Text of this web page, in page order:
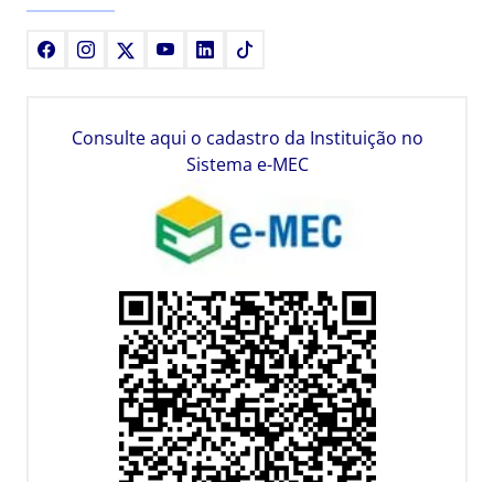
FacebookInstagram YoutubeLinkedIn
Consulte aqui o cadastro da Instituição no
Sistema e-MEC